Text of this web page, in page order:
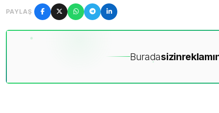
PAYLAŞ
Buradasizin